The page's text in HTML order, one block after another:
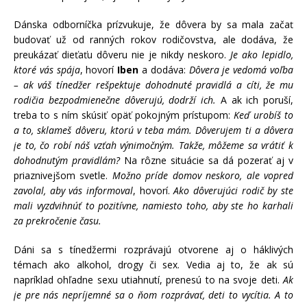
Dánska odborníčka prízvukuje, že dôvera by sa mala začať
budovať už od ranných rokov rodičovstva, ale dodáva, že
preukázať dieťaťu dôveru nie je nikdy neskoro. Je ako lepidlo,
ktoré vás spája, hovorí Iben a dodáva: Dôvera je vedomá voľba
– ak váš tínedžer rešpektuje dohodnuté pravidlá a cíti, že mu
rodičia bezpodmienečne dôverujú, dodrží ich. A ak ich poruší,
treba to s ním skúsiť opäť pokojným prístupom: Keď urobíš to
a to, sklameš dôveru, ktorú v teba mám. Dôverujem ti a dôvera
je to, čo robí náš vzťah výnimočným. Takže, môžeme sa vrátiť k
dohodnutým pravidlám?Na rôzne situácie sa dá pozerať aj v
priaznivejšom svetle. Možno príde domov neskoro, ale vopred
zavolal, aby vás informoval, hovorí.Ako dôverujúci rodič by ste
mali vyzdvihnúť to pozitívne, namiesto toho, aby ste ho karhali
za prekročenie času.
Dáni sa s tínedžermi rozprávajú otvorene aj o háklivých
témach ako alkohol, drogy či sex. Vedia aj to, že ak sú
napríklad ohľadne sexu utiahnutí, prenesú to na svoje deti. Ak
je pre nás nepríjemné sa o ňom rozprávať, deti to vycítia. A to